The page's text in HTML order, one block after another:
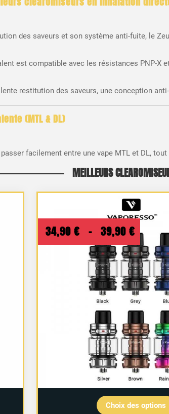
des saveurs et son système anti-fuite, le
est compatible avec les résistances PNP-X
restitution des saveurs, une conception
(MTL & DL)
facilement entre une vape MTL et DL,
MEILLEURS
Choix des options
34,90€ – 39,90€ Plage
de
prix :
34,90
à
39,90